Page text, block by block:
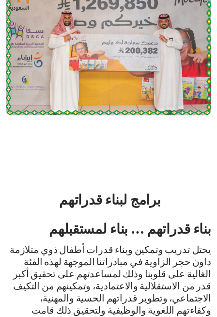
برامج لبناء قدراتهم
بناء قدراتهم … بناء لمستقبلهم
يحتل تدريب وتمكين وبناء قدرات أطفال ذوي متلازمة
داون حجر الزاوية في مبادراتنا الموجهة لهذه الفئة
الغالية على قلوبنا وذلك لمساعدتهم على تحقيق أكبر
قدر من الاستقلالية والاعتمادية، وتمكينهم من التكيف
الاجتماعي، وتطوير قدراتهم الحسية والمهنية،
وكفاءتهم اللغوية والوظيفية ولتحقيق ذلك قامت